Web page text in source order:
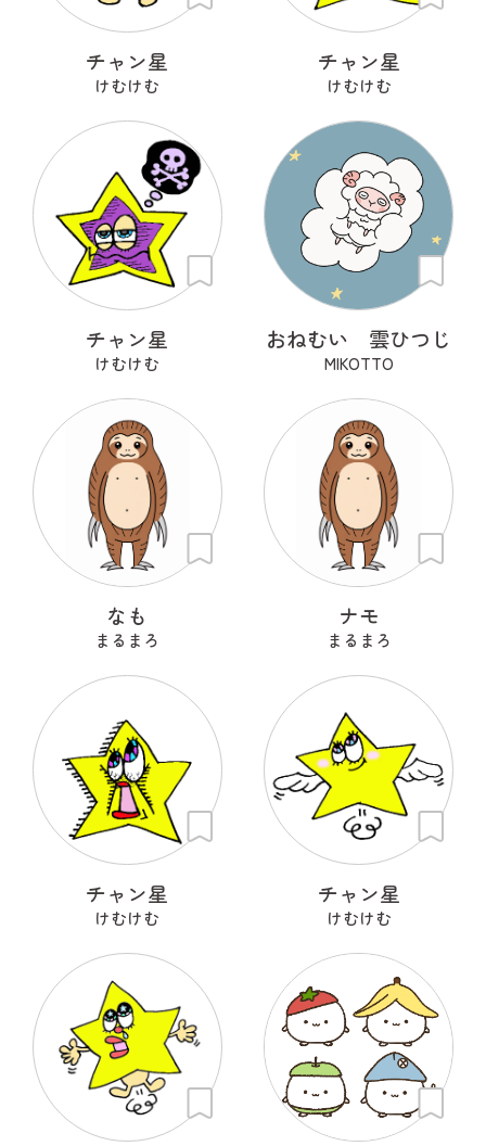
チャン星
けむけむ
チャン星
けむけむ
チャン星
けむけむ
おねむい 雲ひつじ
MIKOTTO
なも
まるまろ
ナモ
まるまろ
チャン星
けむけむ
チャン星
けむけむ